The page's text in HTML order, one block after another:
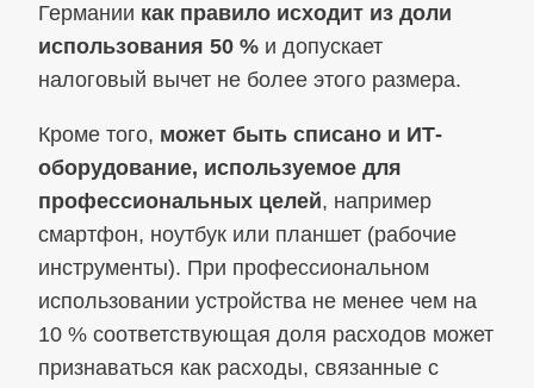
Германии как правило исходит из доли
использования 50 % и допускает
налоговый вычет не более этого размера.
Кроме того, может быть списано и ИТ-
оборудование, используемое для
профессиональных целей, например
смартфон, ноутбук или планшет (рабочие
инструменты). При профессиональном
использовании устройства не менее чем на
10 % соответствующая доля расходов может
признаваться как расходы, связанные с